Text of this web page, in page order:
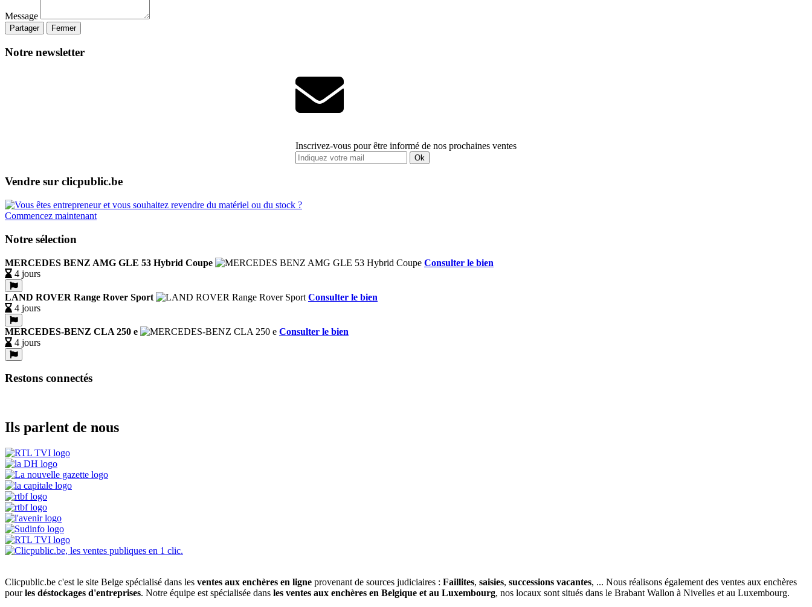
Message
Partager Fermer
Notre newsletter
Inscrivez-vous pour être informé de nos prochaines ventes
Ok
Vendre sur clicpublic.be
Commencez maintenant
Notre sélection
MERCEDES BENZ AMG GLE 53 Hybrid Coupe
Consulter le bien
4 jours
LAND ROVER Range Rover Sport
Consulter le bien
4 jours
MERCEDES-BENZ CLA 250 e
Consulter le bien
4 jours
Restons connectés
Ils parlent de nous
Clicpublic.be c'est le site Belge spécialisé dans les ventes aux enchères en ligne provenant de sources judiciaires : Faillites, saisies, successions vacantes, ... Nous réalisons également des ventes aux enchères
pourles déstockages d'entreprises. Notre équipe est spécialisée dans les ventes aux enchères en Belgique et au Luxembourg, nos locaux sont situés dans le Brabant Wallon à Nivelles et au Luxembourg.